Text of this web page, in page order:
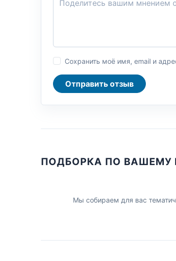
Сохранить моё имя, email и
Отправить отзыв
ПОДБОРКА ПО ВАШЕМУ
Мы собираем для вас